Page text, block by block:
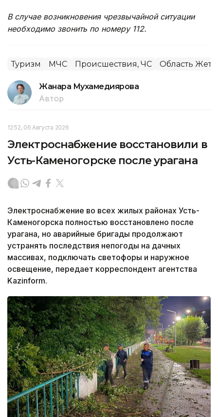
В случае возникновения чрезвычайной ситуации
необходимо звонить по номеру 112.
Туризм МЧС Происшествия, ЧС Область
Жанара Мухамедиярова
Автор
12:52, 06 Августа 2026
Электроснабжение восстановили в
Усть-Каменогорске после урагана
Электроснабжение во всех жилых районах Усть-
Каменогорска полностью восстановлено после
урагана, но аварийные бригады продолжают
устранять последствия непогоды на дачных
массивах, подключать светофоры и наружное
освещение, передает корреспондент агентства
Kazinform.